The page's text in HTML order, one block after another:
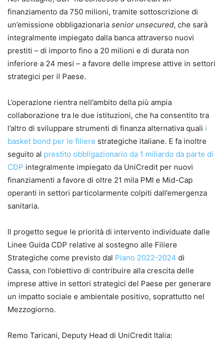
finanziamento da 750 milioni, tramite sottoscrizione di
un’emissione obbligazionaria senior unsecured, che sarà
integralmente impiegato dalla banca attraverso nuovi
prestiti – di importo fino a 20 milioni e di durata non
inferiore a 24 mesi – a favore delle imprese attive in settori
strategici per il Paese.
L’operazione rientra nell’ambito della più ampia
collaborazione tra le due istituzioni, che ha consentito tra
l’altro di sviluppare strumenti di finanza alternativa quali i
basket bond per le filiere strategiche italiane. E fa inoltre
seguito al prestito obbligazionario da 1 miliardo da parte di
CDP integralmente impiegato da UniCredit per nuovi
finanziamenti a favore di oltre 21 mila PMI e Mid-Cap
operanti in settori particolarmente colpiti dall’emergenza
sanitaria.
Il progetto segue le priorità di intervento individuate dalle
Linee Guida CDP relative al sostegno alle Filiere
Strategiche come previsto dal Piano 2022-2024 di
Cassa, con l’obiettivo di contribuire alla crescita delle
imprese attive in settori strategici del Paese per generare
un impatto sociale e ambientale positivo, soprattutto nel
Mezzogiorno.
Remo Taricani, Deputy Head di UniCredit Italia: